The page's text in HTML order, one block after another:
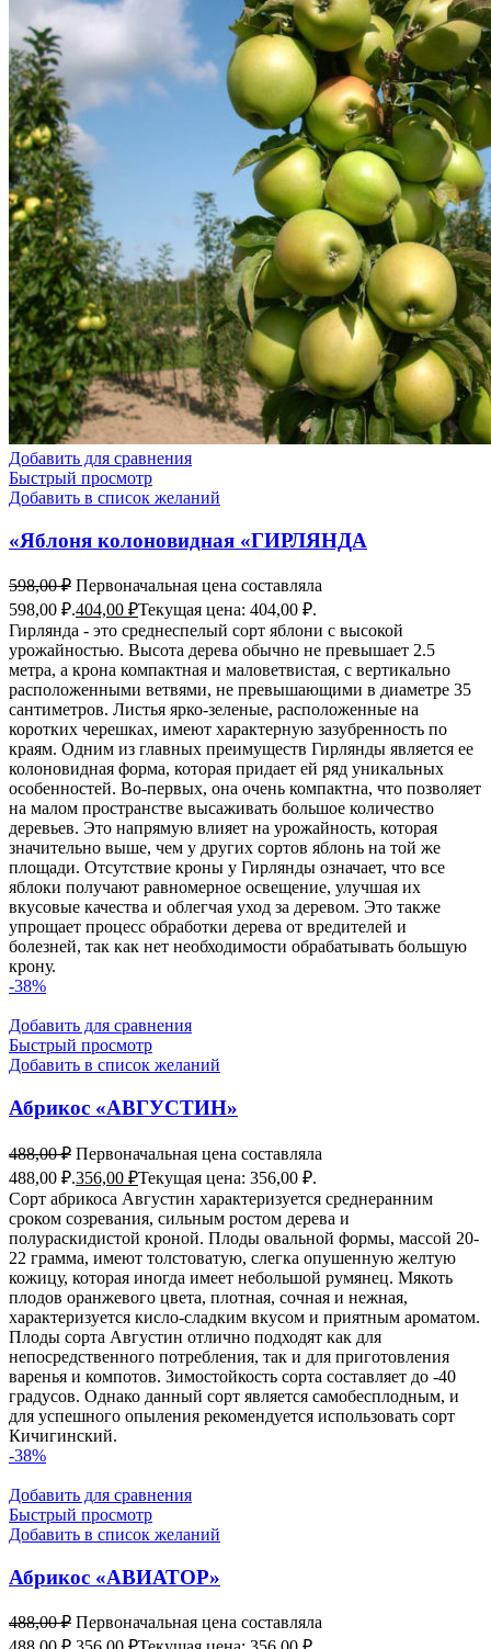
Добавить для сравнения
Быстрый просмотр
Добавить в список желаний
«Яблоня колоновидная «ГИРЛЯНДА
598,00₽ Первоначальная цена составляла
598,00 ₽.404,00 ₽Текущая цена: 404,00 ₽.
Гирлянда - это среднеспелый сорт яблони с высокой
урожайностью. Высота дерева обычно не превышает 2.5
метра, а крона компактная и маловетвистая, с вертикально
расположенными ветвями, не превышающими в диаметре 35
сантиметров. Листья ярко-зеленые, расположенные на
коротких черешках, имеют характерную зазубренность по
краям. Одним из главных преимуществ Гирлянды является ее
колоновидная форма, которая придает ей ряд уникальных
особенностей. Во-первых, она очень компактна, что позволяет
на малом пространстве высаживать большое количество
деревьев. Это напрямую влияет на урожайность, которая
значительно выше, чем у других сортов яблонь на той же
площади. Отсутствие кроны у Гирлянды означает, что все
яблоки получают равномерное освещение, улучшая их
вкусовые качества и облегчая уход за деревом. Это также
упрощает процесс обработки дерева от вредителей и
болезней, так как нет необходимости обрабатывать большую
крону.
-38%
Добавить для сравнения
Быстрый просмотр
Добавить в список желаний
Абрикос «АВГУСТИН»
488,00₽ Первоначальная цена составляла
488,00 ₽.356,00 ₽Текущая цена: 356,00 ₽.
Сорт абрикоса Августин характеризуется среднеранним
сроком созревания, сильным ростом дерева и
полураскидистой кроной. Плоды овальной формы, массой 20-
22 грамма, имеют толстоватую, слегка опушенную желтую
кожицу, которая иногда имеет небольшой румянец. Мякоть
плодов оранжевого цвета, плотная, сочная и нежная,
характеризуется кисло-сладким вкусом и приятным ароматом.
Плоды сорта Августин отлично подходят как для
непосредственного потребления, так и для приготовления
варенья и компотов. Зимостойкость сорта составляет до -40
градусов. Однако данный сорт является самобесплодным, и
для успешного опыления рекомендуется использовать сорт
Кичигинский.
-38%
Добавить для сравнения
Быстрый просмотр
Добавить в список желаний
Абрикос «АВИАТОР»
488,00₽ Первоначальная цена составляла